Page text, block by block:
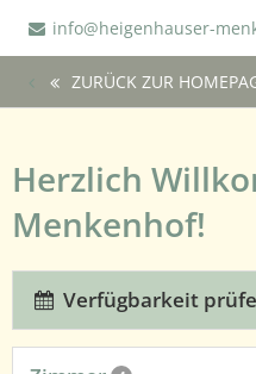
info@heigenhauser-
ZURÜCK ZUR
Herzlich
Menkenhof!
Verfügbarkeit